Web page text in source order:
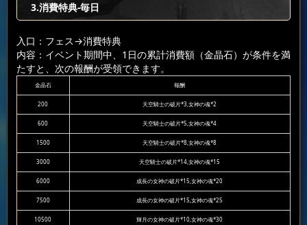
3.消費特典-毎日
入口：フェス→消費特典
内容：イベント期間中、1日の累計消費額（金晶石）が条件を満
たすと、次の報酬が受領できます。
金晶石 報酬
200 天空騎士の破片*3,女神の魂*2
600 天空騎士の破片*5,女神の魂*4
1500 天空騎士の破片*8,女神の魂*8
3000 天空騎士の破片*14,女神の魂*15
6000 成長の女神の破片*15,女神の魂*20
7500 成長の女神の破片*15,女神の魂*25
10500 輝月の女神の破片*10,女神の魂*30